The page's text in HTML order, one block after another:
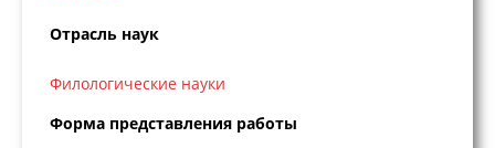
Отрасль наук
Филологические науки
Форма представления работы